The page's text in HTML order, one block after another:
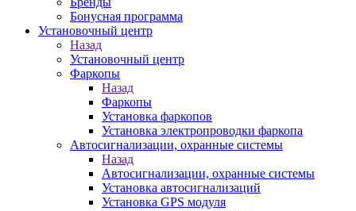
Бонусная программа
Установочный центр
Назад
Установочный центр
Фаркопы
Назад
Фаркопы
Установка фаркопов
Установка электропроводки фаркопа
Автосигнализации, охранные системы
Назад
Автосигнализации, охранные системы
Установка автосигнализаций
Установка GPS модуля